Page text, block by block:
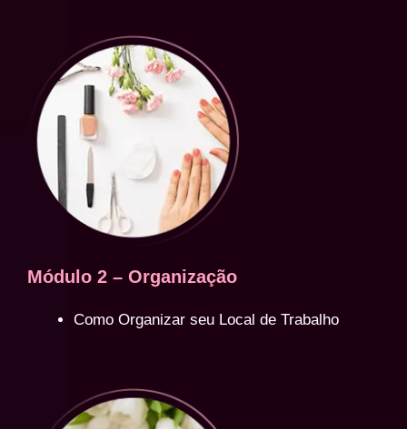
Módulo 2 – Organização
Como Organizar seu Local de Trabalho